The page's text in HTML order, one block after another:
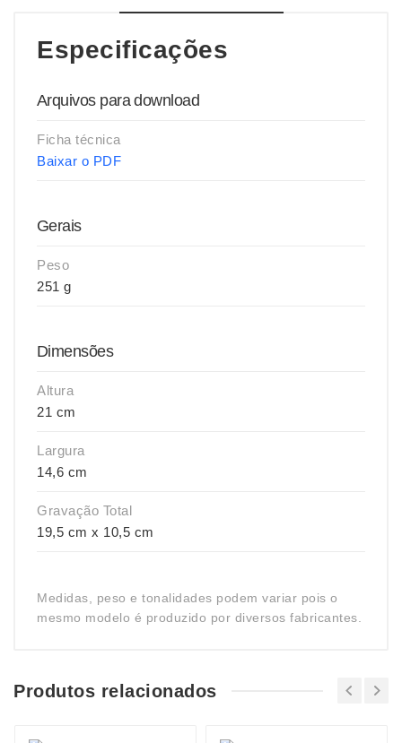
Especificações
Arquivos para download
Ficha técnica
Baixar o PDF
Gerais
Peso
251 g
Dimensões
Altura
21 cm
Largura
14,6 cm
Gravação Total
19,5 cm x 10,5 cm
Medidas, peso e tonalidades podem variar pois o
mesmo modelo é produzido por diversos fabricantes.
Produtos relacionados